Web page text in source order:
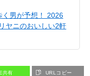
男が予想！ 2026
ヤニのおいしい2軒
共有 URLコピー